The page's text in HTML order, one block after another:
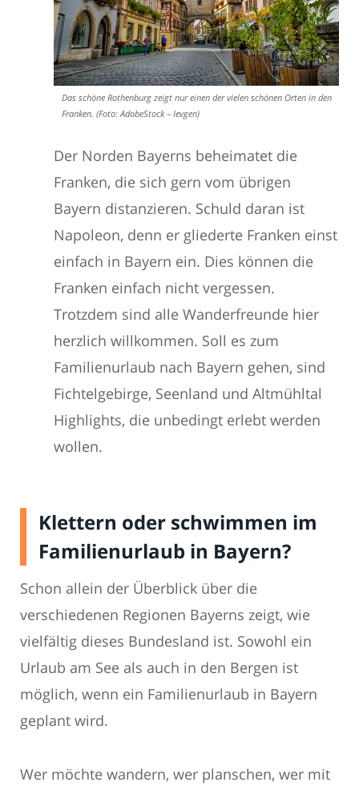
Das schöne Rothenburg zeigt nur einen der vielen schönen Orten in den
Franken. (Foto: AdobeStock – Ievgen)
Der Norden Bayerns beheimatet die
Franken, die sich gern vom übrigen
Bayern distanzieren. Schuld daran ist
Napoleon, denn er gliederte Franken einst
einfach in Bayern ein. Dies können die
Franken einfach nicht vergessen.
Trotzdem sind alle Wanderfreunde hier
herzlich willkommen. Soll es zum
Familienurlaub nach Bayern gehen, sind
Fichtelgebirge, Seenland und Altmühltal
Highlights, die unbedingt erlebt werden
wollen.
Klettern oder schwimmen im
Familienurlaub in Bayern?
Schon allein der Überblick über die
verschiedenen Regionen Bayerns zeigt, wie
vielfältig dieses Bundesland ist. Sowohl ein
Urlaub am See als auch in den Bergen ist
möglich, wenn ein Familienurlaub in Bayern
geplant wird.
Wer möchte wandern, wer planschen, wer mit